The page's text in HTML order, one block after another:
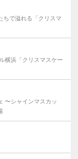
ちで溢れる「クリスマ
横浜「クリスマスケー
〜シャインマスカッ